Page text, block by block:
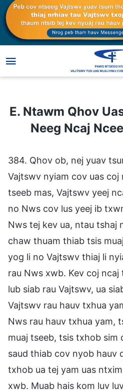
E. Ntawm Qhov
Neeg Ncaj
384. Qhov ob, nej yuav
Vajtswv nyiam cov uas coj
tseeb mas, Vajtswv yeej
no Nws cov lus yeej ib
Nws tej kev ua, ntau tshaj
chaw thuam thiab tsis
yog li no Vajtswv thiaj li
rau Nws xwb. Kev coj ncaj
lub siab rau Vajtswv, ua
Vajtswv rau hauv txhua
Nws rau hauv txhua yam,
muaj tseeb, tsis txhob sim
saud thiab cov nyob hauv
txhob ua tej yam uas
xwb. Muab hais kom luv